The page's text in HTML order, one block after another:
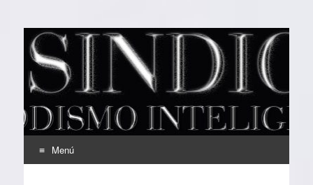
EL SINDICAL
Periodismo Inteligente
Menú